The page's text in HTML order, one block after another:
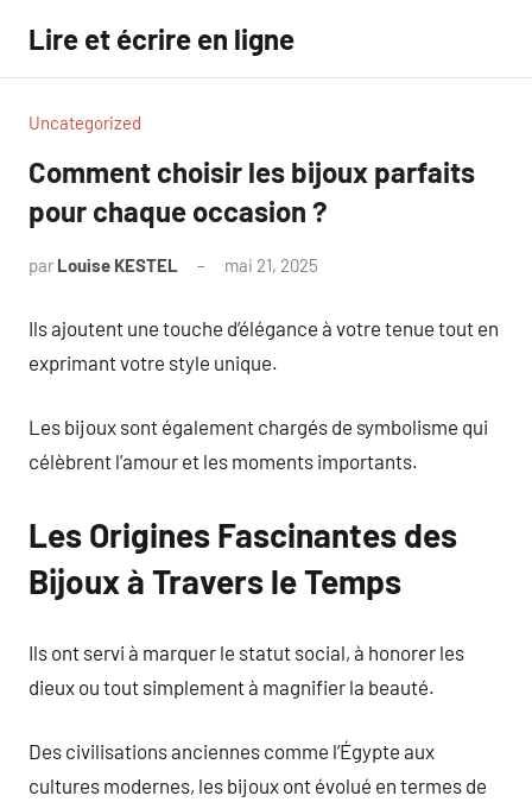
contenu
Lire et écrire en ligne
Uncategorized
Comment choisir les bijoux parfaits
pour chaque occasion ?
par Louise KESTEL mai 21, 2025
Ils ajoutent une touche d’élégance à votre tenue tout en
exprimant votre style unique.
Les bijoux sont également chargés de symbolisme qui
célèbrent l’amour et les moments importants.
Les Origines Fascinantes des
Bijoux à Travers le Temps
Ils ont servi à marquer le statut social, à honorer les
dieux ou tout simplement à magnifier la beauté.
Des civilisations anciennes comme l’Égypte aux
cultures modernes, les bijoux ont évolué en termes de